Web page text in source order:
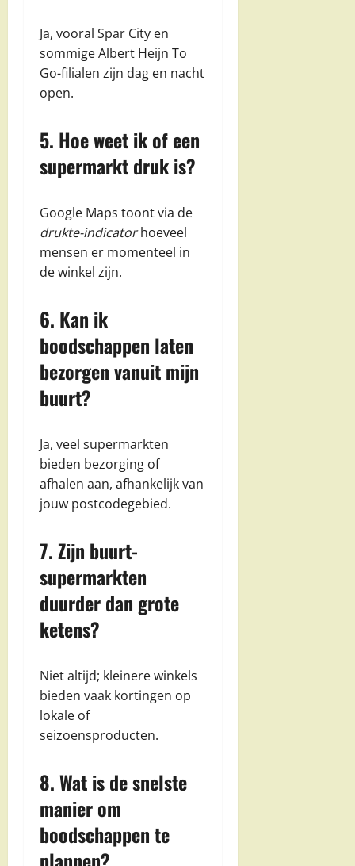
Ja, vooral Spar City en
sommige Albert Heijn To
Go-filialen zijn dag en nacht
open.
5. Hoe weet ik of een
supermarkt druk is?
Google Maps toont via de
drukte-indicatorhoeveel
mensen er momenteel in
de winkel zijn.
6. Kan ik
boodschappen laten
bezorgen vanuit mijn
buurt?
Ja, veel supermarkten
bieden bezorging of
afhalen aan, afhankelijk van
jouw postcodegebied.
7. Zijn buurt-
supermarkten
duurder dan grote
ketens?
Niet altijd; kleinere winkels
bieden vaak kortingen op
lokale of
seizoensproducten.
8. Wat is de snelste
manier om
boodschappen te
plannen?